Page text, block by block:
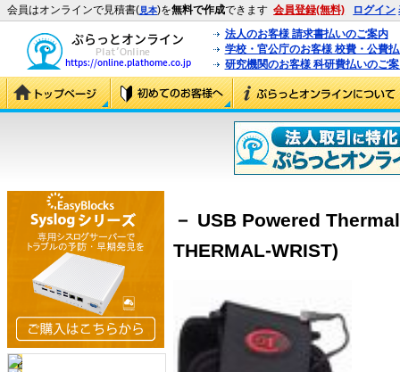
会員はオンラインで見積書(見本)を無料で作成できます 会員登録(無料) ログイン
法人のお客様 請求書払いのご案内
学校・官公庁のお客様 校費・公費
研究機関のお客様 科研費払いのご
－ USB Powered
THERMAL-WRIST)